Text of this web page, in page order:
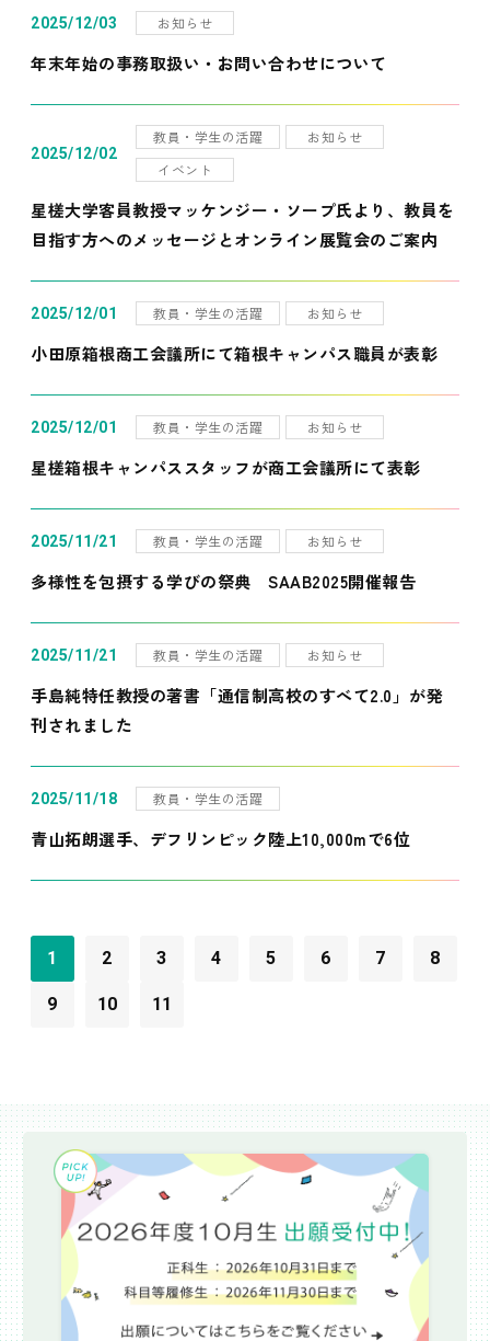
2025/12/03 お知らせ
年末年始の事務取扱い・お問い合わせについて
2025/12/02
教員・学生の活躍
お知らせ
イベント
星槎大学客員教授マッケンジー・ソープ氏より、教員を
目指す方へのメッセージとオンライン展覧会のご案内
2025/12/01 教員・学生の活躍 お知らせ
小田原箱根商工会議所にて箱根キャンパス職員が表彰
2025/12/01 教員・学生の活躍 お知らせ
星槎箱根キャンパススタッフが商工会議所にて表彰
2025/11/21 教員・学生の活躍 お知らせ
多様性を包摂する学びの祭典 SAAB2025開催報告
2025/11/21 教員・学生の活躍 お知らせ
手島純特任教授の著書「通信制高校のすべて2.0」が発
刊されました
2025/11/18 教員・学生の活躍
青山拓朗選手、デフリンピック陸上10,000mで6位
1 2 3 4 5 6 7 8
9 10 11